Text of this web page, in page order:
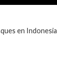
en Indonesia